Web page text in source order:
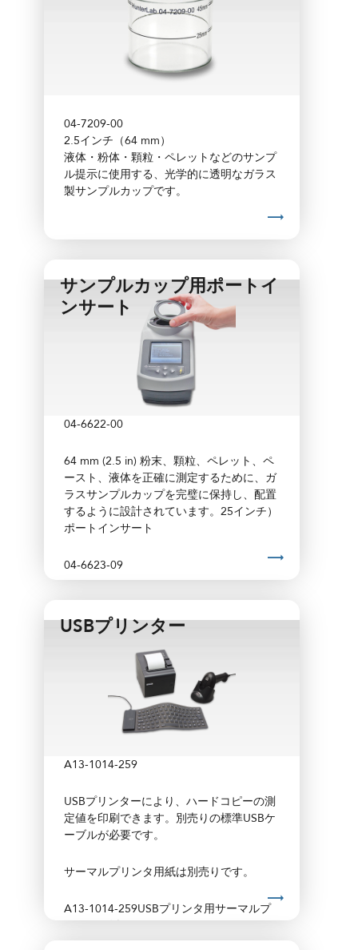
04-7209-00
2.5インチ（64 mm）
液体・粉体・顆粒・ペレットなどのサンプ
ル提示に使用する、光学的に透明なガラス
製サンプルカップです。
サンプルカップ用ポートイ
ンサート
04-6622-00
64 mm (2.5 in) 粉末、顆粒、ペレット、ペ
ースト、液体を正確に測定するために、ガ
ラスサンプルカップを完璧に保持し、配置
するように設計されています。25インチ）
ポートインサート
04-6623-09
25 mm（1インチ）ポートインサート
04-6623-08
19 mm（0.75インチ）ポートインサート
USBプリンター
A13-1014-259
USBプリンターにより、ハードコピーの測
定値を印刷できます。別売りの標準USBケ
ーブルが必要です。
サーマルプリンタ用紙は別売りです。
A13-1014-259USBプリンタ用サーマルプ
リンタ用紙